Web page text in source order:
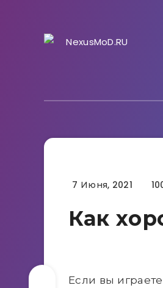
Гайды
7 Июня, 2021
Как
Если вы